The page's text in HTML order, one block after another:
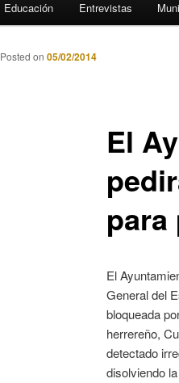
Educación Entrevistas
El
para
Posted on 05/02/2014
El
General del
bloqueada
herrereño,
detectado
disolviendo